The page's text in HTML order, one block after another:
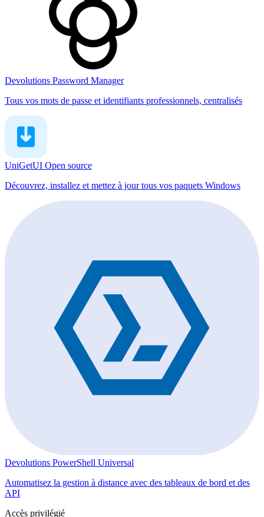
Devolutions Password Manager
Tous vos mots de passe et identifiants professionnels, centralisés
UniGetUI Open source
Découvrez, installez et mettez à jour tous vos paquets Windows
Devolutions PowerShell Universal
Automatisez la gestion à distance avec des tableaux de bord et des
API
Accès privilégié